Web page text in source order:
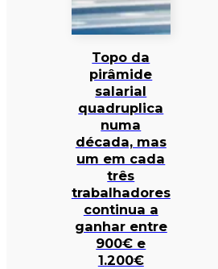
Topo da
pirâmide
salarial
quadruplica
numa
década, mas
um em cada
três
trabalhadores
continua a
ganhar entre
900€ e
1.200€